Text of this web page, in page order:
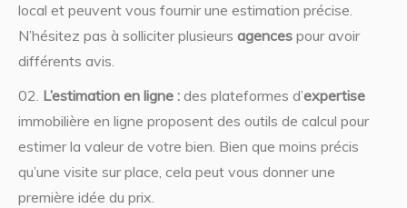
local et peuvent vous fournir une estimation précise.
N’hésitez pas à solliciter plusieurs agences pour avoir
différents avis.
L’estimation en ligne : des plateformes d’expertise
immobilière en ligne proposent des outils de calcul pour
estimer la valeur de votre bien. Bien que moins précis
qu’une visite sur place, cela peut vous donner une
première idée du prix.